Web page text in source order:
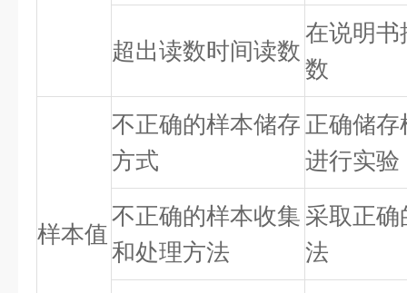
超出读数时间读数
在说明书
数
样本值
不正确的样本储存
方式
正确储
进行实验
不正确的样本收集
和处理方法
采取正
法